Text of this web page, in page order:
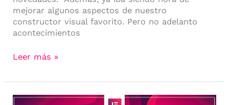
mejorar algunos aspectos de nuestro
constructor visual favorito. Pero no adelanto
acontecimientos
Leer más »
Cómo